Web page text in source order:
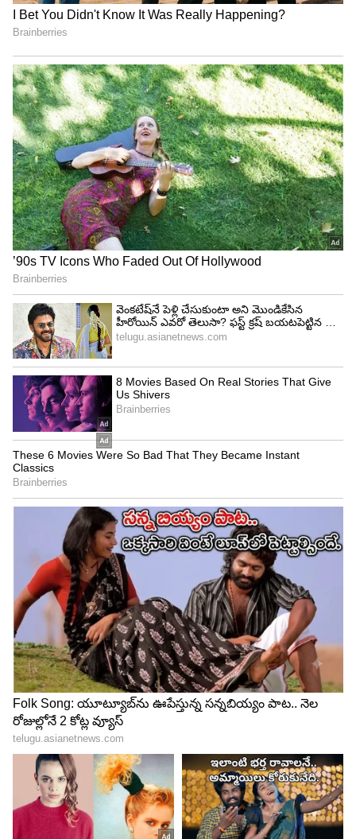
టీడీపీ కార్యనిర్వాహక నాయకత్వానికి సూచించారు సీఎం
4
5
Image Credit :
ప్రజల్లో తప్పుడు సమాచారాన్ని వ్యాప్తి చేసి.. కూటమి
ప్రభుత్వాన్ని తక్కువ చేసేలా వైసీపీ ప్రయత్నిస్తోందని..
అబద్దాల కంటే నిజాలు ప్రజల్లోకి వెళ్ళేలా చేయాలని కేడర్‌కు
స్పష్టం చేశారు సీఎం చంద్రబాబు.
5
Image Credit : Chandrababu Twitter
జోగి రమేష్ అంశంపై..